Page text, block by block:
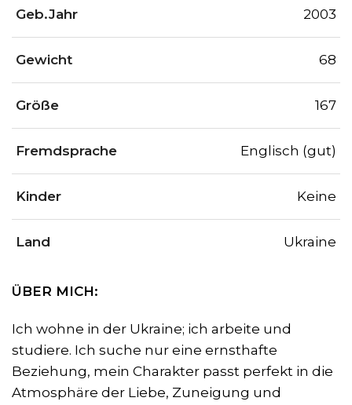
Geb.Jahr 2003
Gewicht 68
Größe 167
Fremdsprache Englisch (gut)
Kinder Keine
Land Ukraine
ÜBER MICH:
Ich wohne in der Ukraine; ich arbeite und
studiere. Ich suche nur eine ernsthafte
Beziehung, mein Charakter passt perfekt in die
Atmosphäre der Liebe, Zuneigung und